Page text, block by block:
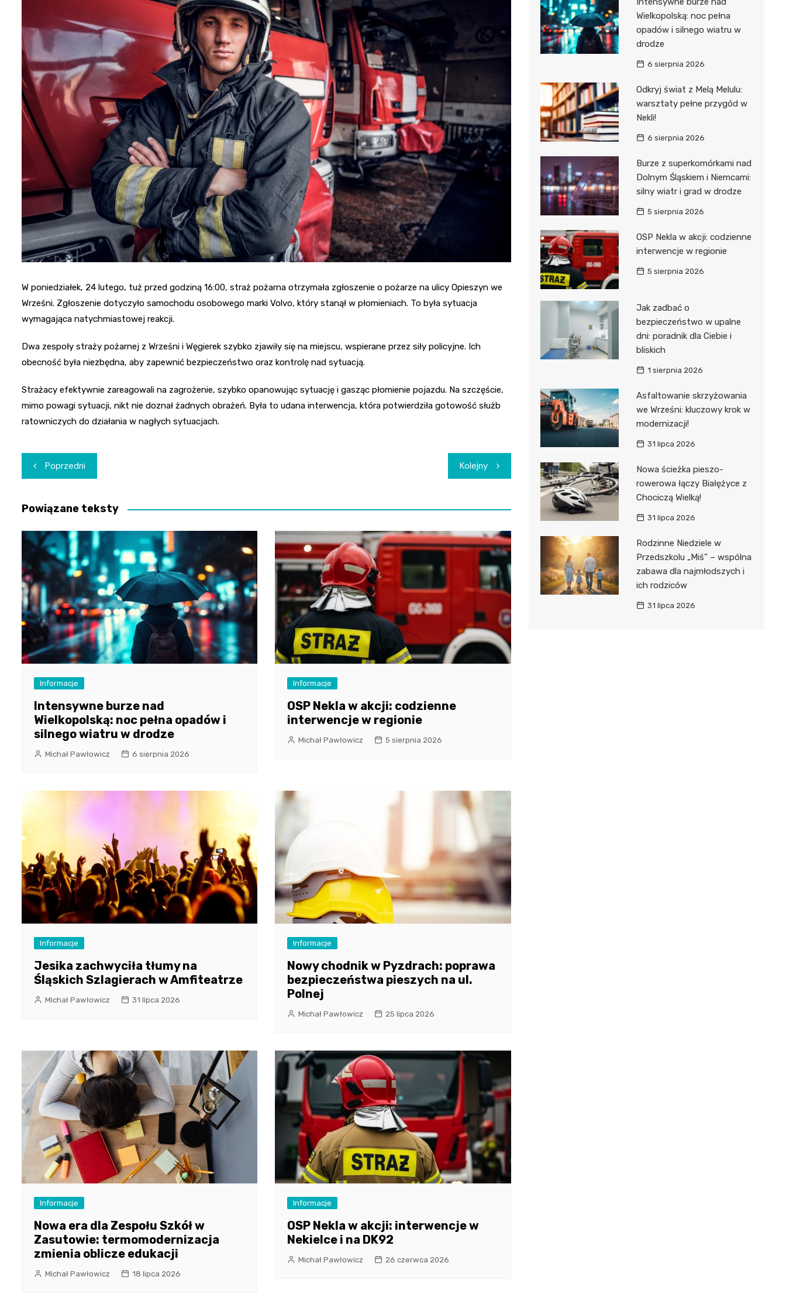
Dzieci Wrzesińskich
Park Miejski im. Dzieci
Wrzesińskich
Jump World Września
Wrzesińska Strefa
Aktywności
Pałac w Miłosławiu
Izba Pamięci Reymonta
Rezerwat Czeszewski Las
W poniedziałek, 24 lutego, tuż przed godziną 16:00, straż pożarna otrzymała zgłoszenie o pożarze na ulicy Opieszyn we
Wrześni. Zgłoszenie dotyczyło samochodu osobowego marki Volvo, który stanął w płomieniach. To była sytuacja
wymagająca natychmiastowej reakcji.
Dwa zespoły straży pożarnej z Wrześni i Węgierek szybko zjawiły się na miejscu, wspierane przez siły policyjne. Ich
obecność była niezbędna, aby zapewnić bezpieczeństwo oraz kontrolę nad sytuacją.
Strażacy efektywnie zareagowali na zagrożenie, szybko opanowując sytuację i gasząc płomienie pojazdu. Na szczęście,
mimo powagi sytuacji, nikt nie doznał żadnych obrażeń. Była to udana interwencja, która potwierdziła gotowość służb
ratowniczych do działania w nagłych sytuacjach.
Nawigacja
wpisu
Poprzedni Kolejny
Powiązane teksty
Informacje
Intensywne burze nad
Wielkopolską: noc pełna opadów i
silnego wiatru w drodze
Michał Pawłowicz 6 sierpnia 2026
Informacje
OSP Nekla w akcji: codzienne
interwencje w regionie
Michał Pawłowicz 5 sierpnia 2026
Informacje
Jesika zachwyciła tłumy na
Śląskich Szlagierach w Amfiteatrze
Michał Pawłowicz 31 lipca 2026
Informacje
Nowy chodnik w Pyzdrach: poprawa
bezpieczeństwa pieszych na ul.
Polnej
Michał Pawłowicz 25 lipca 2026
Informacje
Nowa era dla Zespołu Szkół w
Zasutowie: termomodernizacja
zmienia oblicze edukacji
Michał Pawłowicz 18 lipca 2026
Informacje
OSP Nekla w akcji: interwencje w
Nekielce i na DK92
Michał Pawłowicz 26 czerwca 2026
Wielkopolską: noc pełna
opadów i silnego wiatru w
drodze
6 sierpnia 2026
Odkryj świat z Melą Melulu:
warsztaty pełne przygód w
Nekli!
6 sierpnia 2026
Burze z superkomórkami nad
Dolnym Śląskiem i Niemcami:
silny wiatr i grad w drodze
5 sierpnia 2026
OSP Nekla w akcji: codzienne
interwencje w regionie
5 sierpnia 2026
Jak zadbać o
bezpieczeństwo w upalne
dni: poradnik dla Ciebie i
bliskich
1 sierpnia 2026
Asfaltowanie skrzyżowania
we Wrześni: kluczowy krok w
modernizacji!
31 lipca 2026
Nowa ścieżka pieszo-
rowerowa łączy Białężyce z
Chociczą Wielką!
31 lipca 2026
Rodzinne Niedziele w
Przedszkolu „Miś” – wspólna
zabawa dla najmłodszych i
ich rodziców
31 lipca 2026